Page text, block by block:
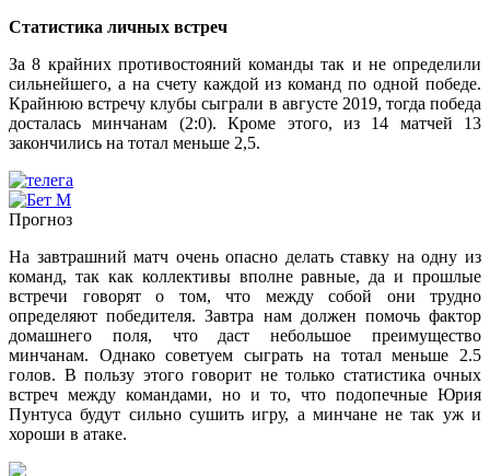
Статистика личных встреч
За 8 крайних противостояний команды так и не определили
сильнейшего, а на счету каждой из команд по одной победе.
Крайнюю встречу клубы сыграли в августе 2019, тогда победа
досталась минчанам (2:0). Кроме этого, из 14 матчей 13
закончились на тотал меньше 2,5.
Прогноз
На завтрашний матч очень опасно делать ставку на одну из
команд, так как коллективы вполне равные, да и прошлые
встречи говорят о том, что между собой они трудно
определяют победителя. Завтра нам должен помочь фактор
домашнего поля, что даст небольшое преимущество
минчанам. Однако советуем сыграть на тотал меньше 2.5
голов. В пользу этого говорит не только статистика очных
встреч между командами, но и то, что подопечные Юрия
Пунтуса будут сильно сушить игру, а минчане не так уж и
хороши в атаке.